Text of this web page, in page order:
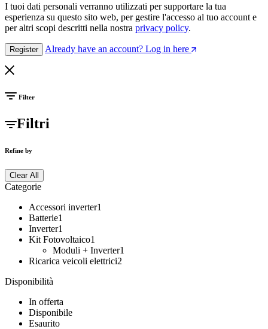
I tuoi dati personali verranno utilizzati per supportare la tua
esperienza su questo sito web, per gestire l'accesso al tuo account e
per altri scopi descritti nella nostra privacy policy.
Register Already have an account? Log in here
Filter
Filtri
Refine by
Clear All
Categorie
Accessori inverter1
Batterie1
Inverter1
Kit Fotovoltaico1
Moduli + Inverter1
Ricarica veicoli elettrici2
Disponibilità
In offerta
Disponibile
Esaurito